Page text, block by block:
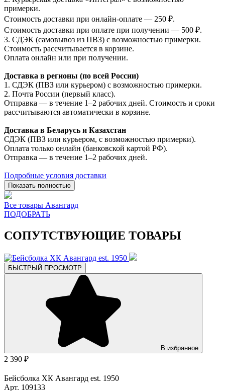
примерки.
Стоимость доставки при онлайн-оплате — 250 ₽.
Стоимость доставки при оплате при получении — 500 ₽.
3. СДЭК (самовывоз из ПВЗ) с возможностью примерки.
Стоимость рассчитывается в корзине.
Оплата онлайн или при получении.
Доставка в регионы (по всей России)
1. СДЭК (ПВЗ или курьером) с возможностью примерки.
2. Почта России (первый класс).
Отправка — в течение 1–2 рабочих дней. Стоимость и сроки
рассчитываются автоматически в корзине.
Доставка в Беларусь и Казахстан
СДЭК (ПВЗ или курьером, с возможностью примерки).
Оплата только онлайн (банковской картой РФ).
Отправка — в течение 1–2 рабочих дней.
Подробные условия доставки
Показать полностью
Все товары Авангард
ПОДОБРАТЬ
СОПУТСТВУЮЩИЕ ТОВАРЫ
БЫСТРЫЙ ПРОСМОТР
В избранное
2 390 ₽
Бейсболка ХК Авангард est. 1950
Арт. 109133